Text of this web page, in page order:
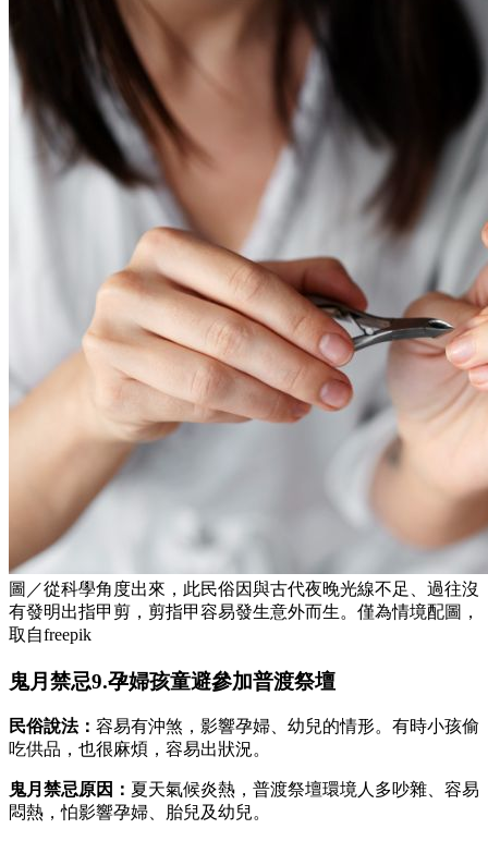
圖／從科學角度出來，此民俗因與古代夜晚光線不足、過往沒
有發明出指甲剪，剪指甲容易發生意外而生。僅為情境配圖，
取自freepik
鬼月禁忌9.孕婦孩童避參加普渡祭壇
民俗說法： 容易有沖煞，影響孕婦、幼兒的情形。有時小孩偷
吃供品，也很麻煩，容易出狀況。
鬼月禁忌原因： 夏天氣候炎熱，普渡祭壇環境人多吵雜、容易
悶熱，怕影響孕婦、胎兒及幼兒。